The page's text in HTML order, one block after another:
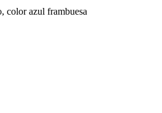
color azul frambuesa